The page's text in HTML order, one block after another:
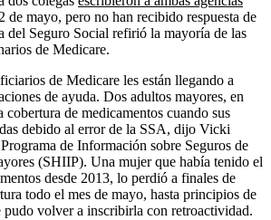
de mayo, pero no han recibido respuesta de
del Seguro Social refirió la mayoría de las
de Medicare.
de Medicare les están llegando a
de ayuda. Dos adultos mayores, en
de medicamentos cuando sus
debido al error de la SSA, dijo Vicki
de Información sobre Seguros de
(SHIIP). Una mujer que había tenido el
desde 2013, lo perdió a finales de
todo el mes de mayo, hasta principios de
volver a inscribirla con retroactividad.